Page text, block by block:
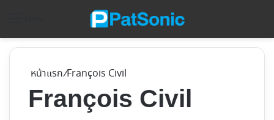
หน้าแรก/François Civil
François Civil